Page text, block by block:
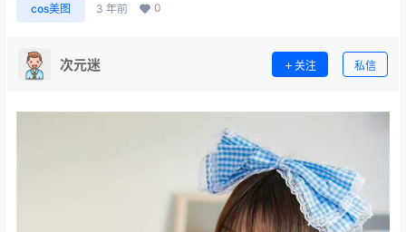
cos美图 3 年前 0
次元迷 关注 私信